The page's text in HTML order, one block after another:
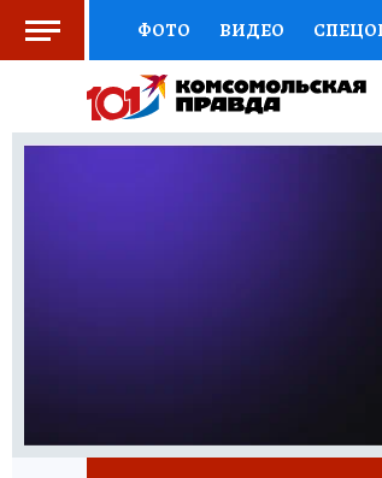
ФОТО ВИДЕО
СОЦПОДДЕРЖКА НАУКА
ВЫБОР ЭКСПЕРТОВ